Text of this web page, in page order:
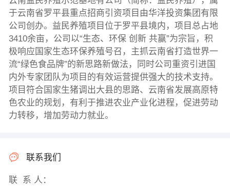
于云南省罗平县重点招商引资项目由华洋投资集团有限
公司创办。益民养殖项目位于罗平县境内，项目总占地
3410余亩，公司以“生态、环保 创新 共赢”为宗旨，积
极响应国家生态环保养殖号召，主抓云南省打造世界一
流“绿色食品牌”的新思路新做法，同时公司重资引进国
内外专家团队为项目的有效运营提供强大的技术支持。
项目符合国家生猪调出大县的思路、云南省发展高原特
色农业的规划，有利于推进农业产业化进程，促进劳动
力转移，增加劳动力就业。
联系我们
联 系 人：